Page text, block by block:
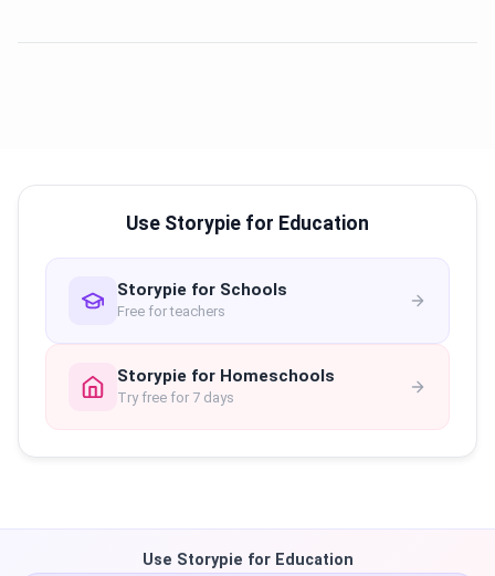
Use Storypie for Education
Storypie for Schools
Free for teachers
Storypie for Homeschools
Try free for 7 days
Use Storypie for Education